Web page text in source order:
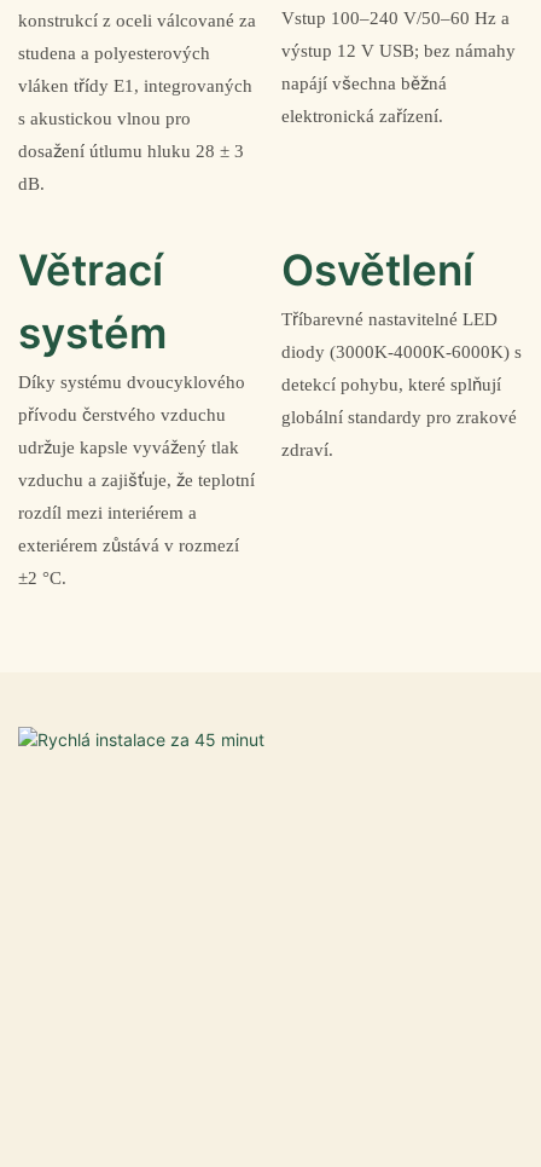
konstrukcí z oceli válcované za
studena a polyesterových
vláken třídy E1, integrovaných
s akustickou vlnou pro
dosažení útlumu hluku 28 ± 3
dB.
Vstup 100–240 V/50–60 Hz a
výstup 12 V USB; bez námahy
napájí všechna běžná
elektronická zařízení.
Větrací
systém
Díky systému dvoucyklového
přívodu čerstvého vzduchu
udržuje kapsle vyvážený tlak
vzduchu a zajišťuje, že teplotní
rozdíl mezi interiérem a
exteriérem zůstává v rozmezí
±2 °C.
Osvětlení
Tříbarevné nastavitelné LED
diody (3000K-4000K-6000K) s
detekcí pohybu, které splňují
globální standardy pro zrakové
zdraví.